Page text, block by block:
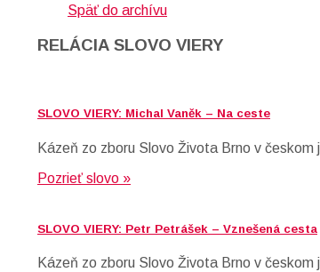
Späť do archívu
RELÁCIA SLOVO VIERY
SLOVO VIERY: Michal Vaněk – Na ceste
Kázeň zo zboru Slovo Života Brno v českom
Pozrieť slovo »
SLOVO VIERY: Petr Petrášek – Vznešená cesta
Kázeň zo zboru Slovo Života Brno v českom